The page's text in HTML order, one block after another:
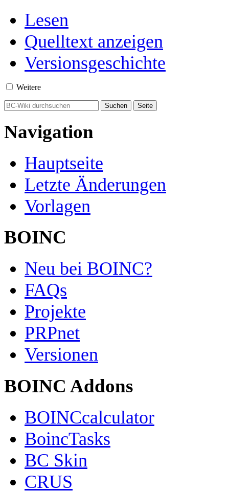
Lesen
Quelltext anzeigen
Versionsgeschichte
Weitere
Navigation
Hauptseite
Letzte Änderungen
Vorlagen
BOINC
Neu bei BOINC?
FAQs
Projekte
PRPnet
Versionen
BOINC Addons
BOINCcalculator
BoincTasks
BC Skin
CRUS